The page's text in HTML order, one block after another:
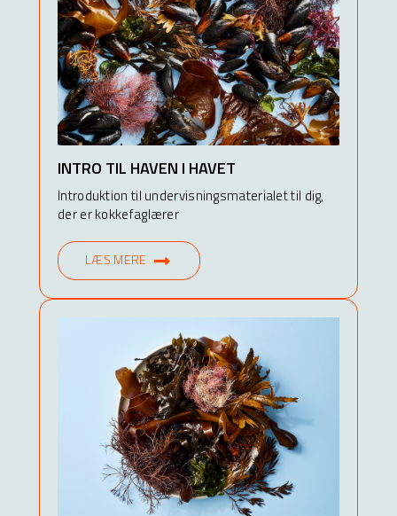
INTRO TIL HAVEN I HAVET
Introduktion til undervisningsmaterialet til dig,
der er kokkefaglærer
LÆS MERE